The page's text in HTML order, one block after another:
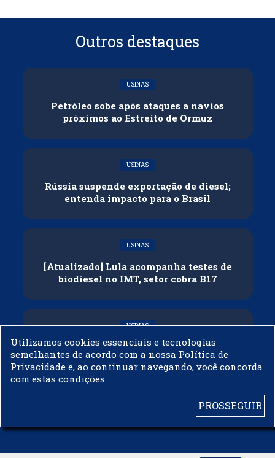
Outros destaques
USINAS
Petróleo sobe após ataques a navios
próximos ao Estreito de Ormuz
USINAS
Rússia suspende exportação de diesel;
entenda impacto para o Brasil
USINAS
[Atualizado] Lula acompanha testes de
biodiesel no IMT, setor cobra B17
USINAS
Governo adia reunião sobre mistura de
etanol na gasolina
Utilizamos cookies essenciais e tecnologias
semelhantes de acordo com a nossa Política de
Privacidade e, ao continuar navegando, você concorda
com estas condições.
PROSSEGUIR